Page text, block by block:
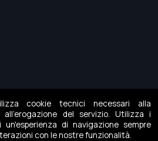
immobiliare
cookie tecnici necessari alla
del servizio. Utilizza i
di navigazione sempre
con le nostre funzionalità.